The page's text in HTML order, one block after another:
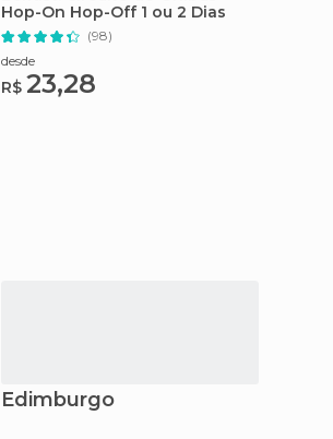
Hop-On Hop-Off 1 ou 2 Dias
(98)
desde
R$ 23,28
Edimburgo